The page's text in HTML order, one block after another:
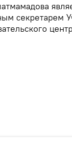
секретарем